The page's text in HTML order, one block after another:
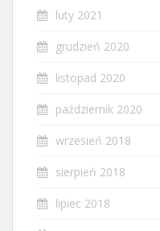
luty 2021
grudzień 2020
listopad 2020
październik 2020
wrzesień 2018
sierpień 2018
lipiec 2018